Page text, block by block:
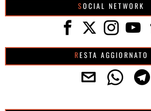
SOCIAL NETWORK
RESTA AGGIORNATO